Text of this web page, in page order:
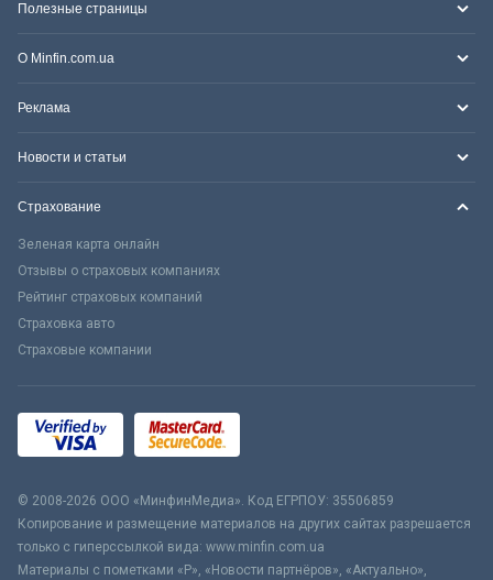
Полезные страницы
О Minfin.com.ua
Реклама
Новости и статьи
Страхование
Зеленая карта онлайн
Отзывы о страховых компаниях
Рейтинг страховых компаний
Страховка авто
Страховые компании
© 2008-2026 ООО «МинфинМедиа». Код ЕГРПОУ: 35506859
Копирование и размещение материалов на других сайтах разрешается
только с гиперссылкой вида: www.minfin.com.ua
Материалы с пометками «Р», «Новости партнёров», «Актуально»,